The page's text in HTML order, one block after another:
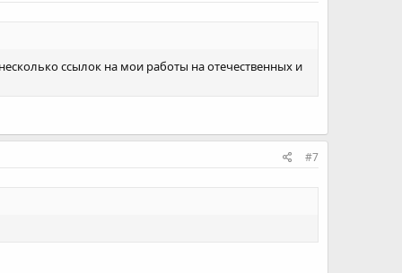
ссылок на мои работы на отечественных и
#7